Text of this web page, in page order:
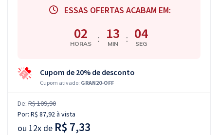
ESSAS OFERTAS ACABAM EM:
02
HORAS : 13
MIN : 03
SEG
Cupom de 20% de desconto
Cupom ativado: GRAN20-OFF
De: R$ 109,90
Por: R$ 87,92à vista
ou 12x de R$ 7,33